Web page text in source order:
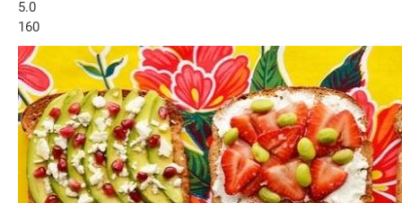
5.0
160